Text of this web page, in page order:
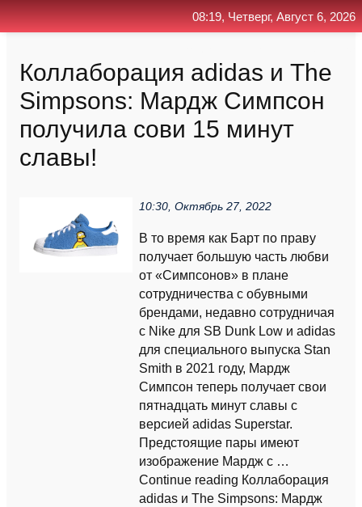
Коллаборация adidas и The
Simpsons: Мардж Симпсон
получила сови 15 минут
славы!
10:30, Октябрь 27, 2022
В то время как Барт по праву
получает большую часть любви
от «Симпсонов» в плане
сотрудничества с обувными
брендами, недавно сотрудничая
с Nike для SB Dunk Low и adidas
для специального выпуска Stan
Smith в 2021 году, Мардж
Симпсон теперь получает свои
пятнадцать минут славы с
версией adidas Superstar.
Предстоящие пары имеют
изображение Мардж с …
Continue reading Коллаборация
adidas и The Simpsons: Мардж
08:19, Четверг, Август 6, 2026